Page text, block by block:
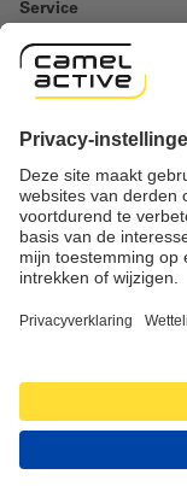
Service
Informatie
Important links